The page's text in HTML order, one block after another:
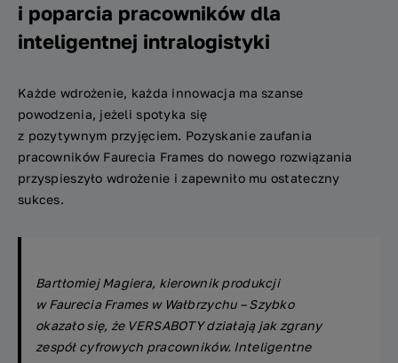
i poparcia pracowników dla
inteligentnej intralogistyki
Każde wdrożenie, każda innowacja ma szanse
powodzenia, jeżeli spotyka się
z pozytywnym przyjęciem. Pozyskanie zaufania
pracowników Faurecia Frames do nowego rozwiązania
przyspieszyło wdrożenie i zapewniło mu ostateczny
sukces.
Bartłomiej Magiera, kierownik produkcji
wFaurecia Framesw Wałbrzychu –Szybko
okazało się, że VERSABOTY działają jak zgrany
zespół cyfrowych pracowników. Inteligentne